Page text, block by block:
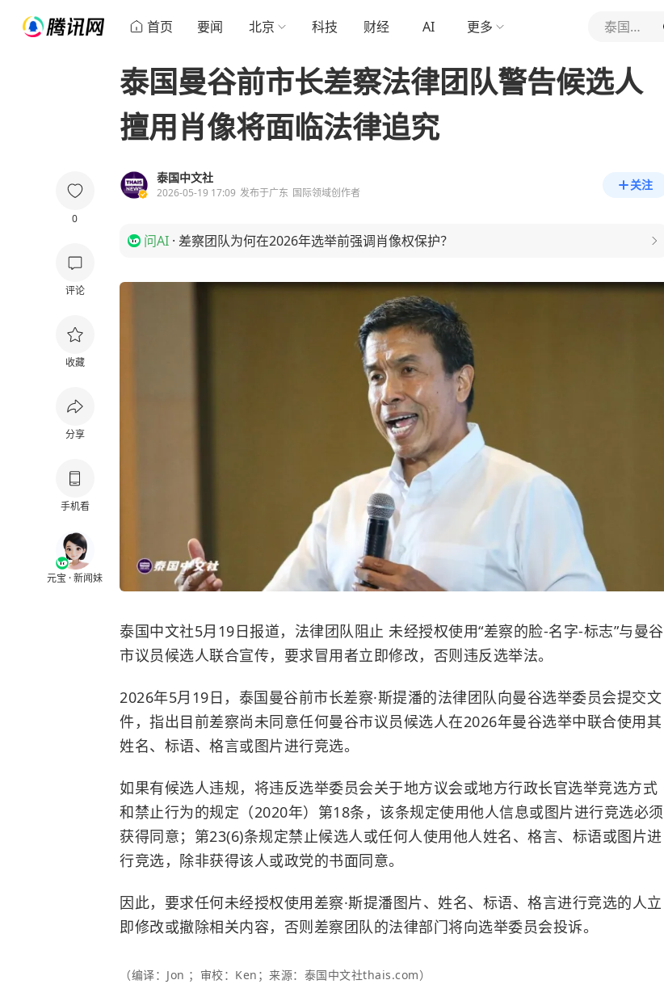
首页 要闻 北京 科技 财经 AI 更多 泰国中文社
0
评论
收藏
分享
手机看
元宝 · 新闻妹
泰国曼谷前市长差察法律团队警告候选人
擅用肖像将面临法律追究
泰国中文社
2026-05-19 17:09 发布于广东 国际领域创作者
关注
问AI · 差察团队为何在2026年选举前强调肖像权保护？
泰国中文社5月19日报道，法律团队阻止 未经授权使用“差察的脸-名字-标志”与曼谷
市议员候选人联合宣传，要求冒用者立即修改，否则违反选举法。
2026年5月19日，泰国曼谷前市长差察·斯提潘的法律团队向曼谷选举委员会提交文
件，指出目前差察尚未同意任何曼谷市议员候选人在2026年曼谷选举中联合使用其
姓名、标语、格言或图片进行竞选。
如果有候选人违规，将违反选举委员会关于地方议会或地方行政长官选举竞选方式
和禁止行为的规定（2020年）第18条，该条规定使用他人信息或图片进行竞选必须
获得同意；第23(6)条规定禁止候选人或任何人使用他人姓名、格言、标语或图片进
行竞选，除非获得该人或政党的书面同意。
因此，要求任何未经授权使用差察·斯提潘图片、姓名、标语、格言进行竞选的人立
即修改或撤除相关内容，否则差察团队的法律部门将向选举委员会投诉。
（编译：Jon ；审校：Ken；来源：泰国中文社thais.com）